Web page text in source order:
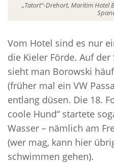
„Tatort“-Drehort, Maritim Hotel
Vom Hotel sind es nur
die Kieler Förde. Auf
sieht man Borowski
(früher mal ein VW
entlang düsen. Die 18.
coole Hund“ startete
Wasser – nämlich am
(wer mag, kann hier
schwimmen gehen).